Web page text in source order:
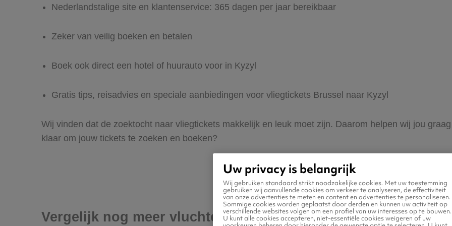
Nederlandstalige site en klantenservice: 365 dagen per jaar bereikbaar
Zeker van veilig boeken en betalen
Boek ook direct een hotel of huurauto voor in Kyzyl
Gratis tips, reisadvies en speciale aanbiedingen voor vliegtickets Brussel naar Kyzyl
Wij vinden dat de zoektocht naar vliegtickets makkelijk en leuk moet zijn. Daarom helpen wij jou
klaar om jouw tickets te zoeken en boeken?
Vergelijk nog meer vluchten naar Kyzyl
Uw privacy is belangrijk
Wij gebruiken standaard strikt noodzakelijke cookies. Met uw toestemming
gebruiken wij aanvullende cookies om verkeer te analyseren, de effectiviteit
van onze advertenties te meten en content en advertenties te personaliseren.
Sommige cookies worden geplaatst door derden en kunnen uw activiteit op
verschillende websites volgen om een profiel van uw interesses op te bouwen.
U kunt alle cookies accepteren, niet-essentiële cookies weigeren of uw